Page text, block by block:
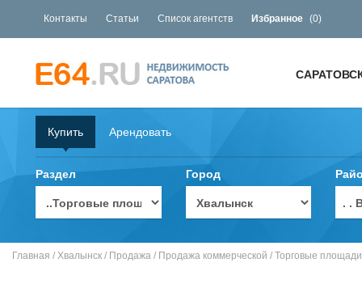
Контакты Статьи Список агентств Избранное (0)
Купить Арендовать
Раздел Город
. .
Главная / Хвалынск / Продажа / Продажа коммерческой / Торговые площади